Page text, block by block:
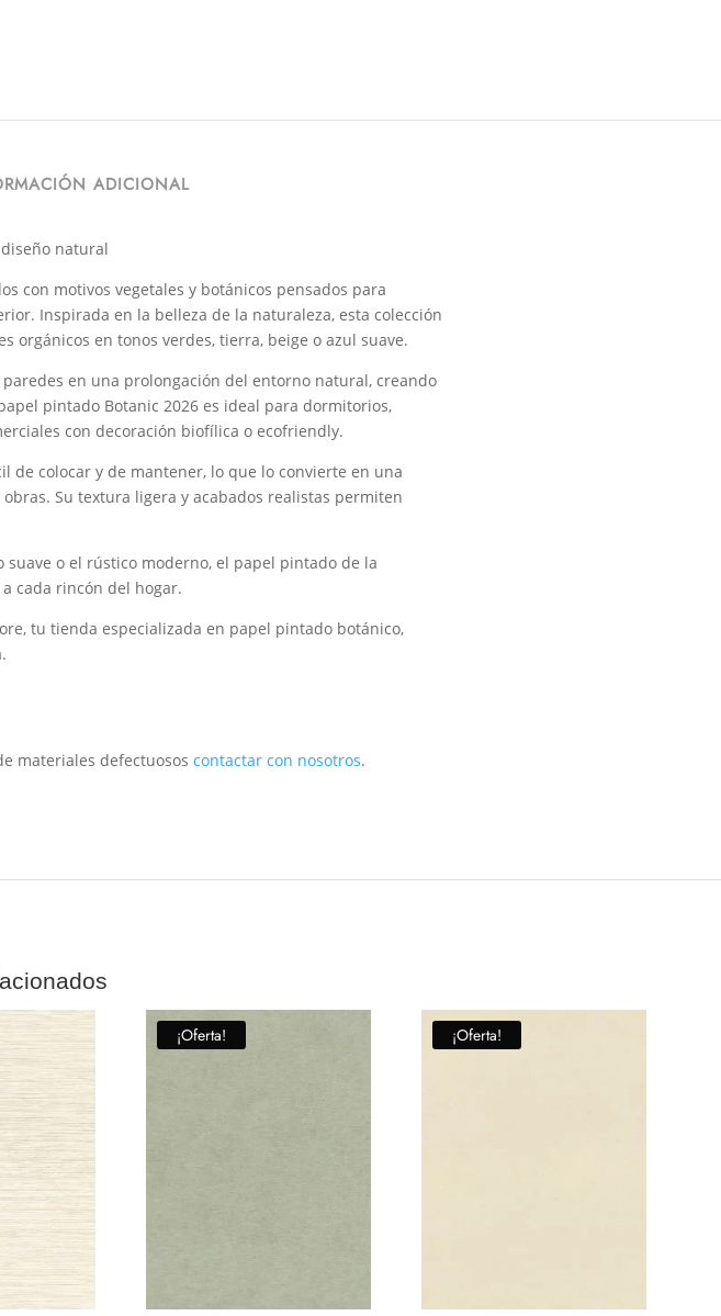
ADICIONAL
natural
con motivos vegetales y botánicos pensados para
Inspirada en la belleza de la naturaleza, esta colección
orgánicos en tonos verdes, tierra, beige o azul suave.
en una prolongación del entorno natural, creando
pintado Botanic 2026 es ideal para dormitorios,
con decoración biofílica o ecofriendly.
de colocar y de mantener, lo que lo convierte en una
Su textura ligera y acabados realistas permiten
o el rústico moderno, el papel pintado de la
cada rincón del hogar.
tu tienda especializada en papel pintado botánico,
materiales defectuosos contactar con nosotros.
¡Oferta! ¡Oferta!